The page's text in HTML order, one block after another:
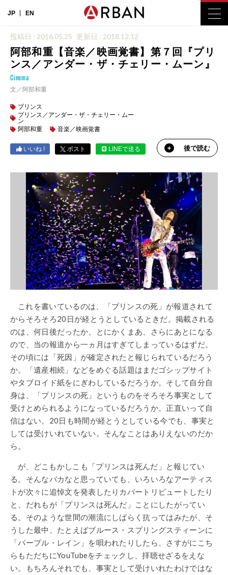
JP EN
投稿日 : 2016.05.25 更新日 : 2018.12.12
阿部和重【音楽／映画覚書】第７回『プリ
ンス／アンダー・ザ・チェリー・ムーン』
Cinema
文／阿部和重
プリンス
プリンス／アンダー・ザ・チェリー・ムー
ン
阿部和重
音楽／映画覚書
いいね ! ポスト LINEで送る 後で読む
これを書いているのは、「プリンスの死」が報道されて
からそろそろ20日が経とうとしているときだ。掲載される
のは、何日後だったか、とにかくまあ、さらにあとになる
ので、当の報道から一ヵ月はすぎてしまっているはずだ。
その頃には「死因」が確定されたと報じられているだろう
か。「遺産相続」などをめぐる話題はまだゴシップサイト
やタブロイド紙をにぎわしているだろうか。そして自分自
身は、「プリンスの死」というものをそろそろ事実として
受けとめられるようになっているだろうか。正直いって自
信はない。20日も時間が経とうとしている今でも、事実と
しては受けいれていない。そんなことはありえないのだか
ら。
が、どこもかしこも「プリンスは死んだ」と報じてい
る。そんなバカなと思っていても、いろいろなアーティス
トが次々に追悼文を発表したりカバートリビュートしたり
と、だれもが「プリンスは死んだ」ことにしたがってい
る。そのような世間の潮流にしばらく抗ってはみたが、そ
うした最中、たとえばブルース・スプリングスティーンに
「パープル・レイン」を唄われたりしたら、さすがにこち
らもただちにYouTubeをチェックし、拝聴せざるをえな
い。もちろんそれでも、事実として受けいれたわけではな